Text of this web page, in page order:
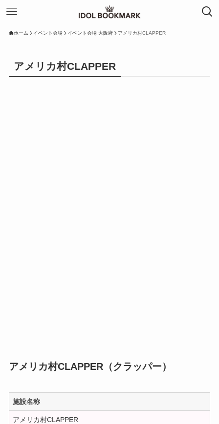
ホーム イベント会場 イベント会場 大阪府 アメリカ村CLAPPER
アメリカ村CLAPPER
アメリカ村CLAPPER（クラッパー）
施設名称
アメリカ村CLAPPER